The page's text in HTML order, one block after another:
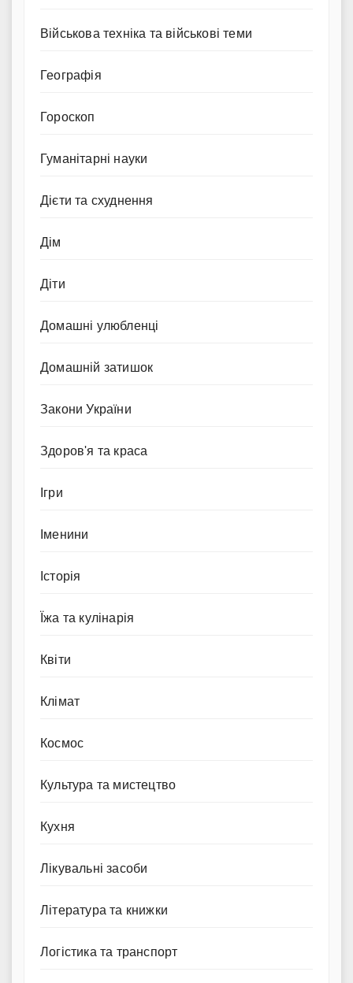
Військова техніка та військові теми
Географія
Гороскоп
Гуманітарні науки
Дієти та схуднення
Дім
Діти
Домашні улюбленці
Домашній затишок
Закони України
Здоров'я та краса
Ігри
Іменини
Історія
Їжа та кулінарія
Квіти
Клімат
Космос
Культура та мистецтво
Кухня
Лікувальні засоби
Література та книжки
Логістика та транспорт